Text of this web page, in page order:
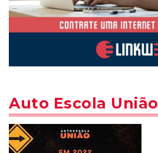
Auto Escola União